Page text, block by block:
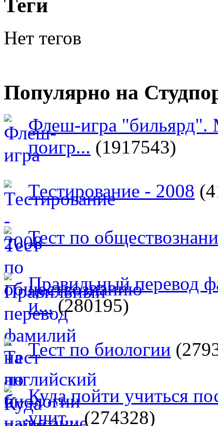
Теги
Нет тегов
Популярно на
Флеш-игра "бильярд".
поигр... (1917543)
Тестирование - 2008
Тест по
Правильный перевод
и...(280195)
Тест по биологии
Куда пойти учиться
учит...(274328)